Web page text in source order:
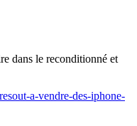
dans le reconditionné et
a-vendre-des-iphone-